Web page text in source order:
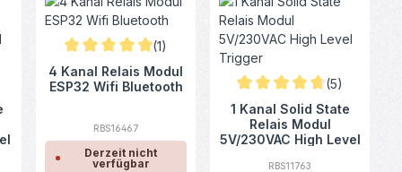
von 0 von 5 Sternen
Durchschnittliche Bewertung von 5 von 5 Sternen
(1)
4 Kanal Relais Modul
ESP32 Wifi Bluetooth
RBS16467
Derzeit nicht
verfügbar
Durchschnittliche
(5)
1 Kanal Solid State
Relais Modul
5V/230VAC High Level
RBS11763